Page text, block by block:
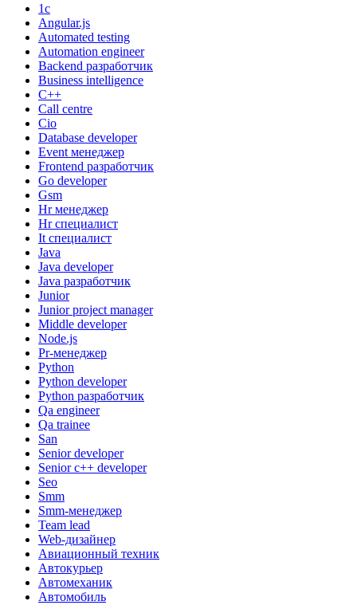
1с
Angular.js
Automated testing
Automation engineer
Backend разработчик
Business intelligence
C++
Call centre
Cio
Database developer
Event менеджер
Frontend разработчик
Go developer
Gsm
Hr менеджер
Hr специалист
It специалист
Java
Java developer
Java разработчик
Junior
Junior project manager
Middle developer
Node.js
Pr-менеджер
Python
Python developer
Python разработчик
Qa engineer
Qa trainee
San
Senior developer
Senior с++ developer
Seo
Smm
Smm-менеджер
Team lead
Web-дизайнер
Авиационный техник
Автокурьер
Автомеханик
Автомобиль